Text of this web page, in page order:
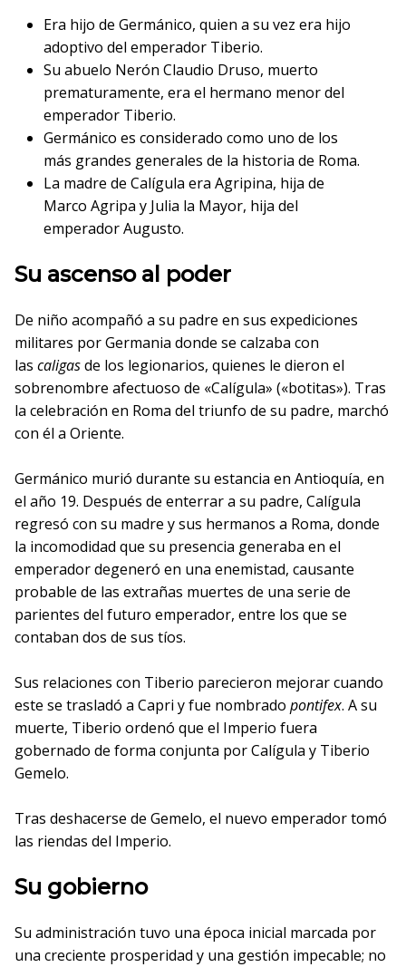
Era hijo de Germánico, quien a su vez era hijo
adoptivo del emperador Tiberio.
Su abuelo Nerón Claudio Druso, muerto
prematuramente, era el hermano menor del
emperador Tiberio.
Germánico es considerado como uno de los
más grandes generales de la historia de Roma.
La madre de Calígula era Agripina, hija de
Marco Agripa y Julia la Mayor, hija del
emperador Augusto.
Su ascenso al poder
De niño acompañó a su padre en sus expediciones
militares por Germania donde se calzaba con
las caligasde los legionarios, quienes le dieron el
sobrenombre afectuoso de «Calígula» («botitas»). Tras
la celebración en Roma del triunfo de su padre, marchó
con él a Oriente.
Germánico murió durante su estancia en Antioquía, en
el año 19. Después de enterrar a su padre, Calígula
regresó con su madre y sus hermanos a Roma, donde
la incomodidad que su presencia generaba en el
emperador degeneró en una enemistad, causante
probable de las extrañas muertes de una serie de
parientes del futuro emperador, entre los que se
contaban dos de sus tíos.
Sus relaciones con Tiberio parecieron mejorar cuando
este se trasladó a Capri y fue nombrado pontifex. A su
muerte, Tiberio ordenó que el Imperio fuera
gobernado de forma conjunta por Calígula y Tiberio
Gemelo.
Tras deshacerse de Gemelo, el nuevo emperador tomó
las riendas del Imperio.
Su gobierno
Su administración tuvo una época inicial marcada por
una creciente prosperidad y una gestión impecable; no